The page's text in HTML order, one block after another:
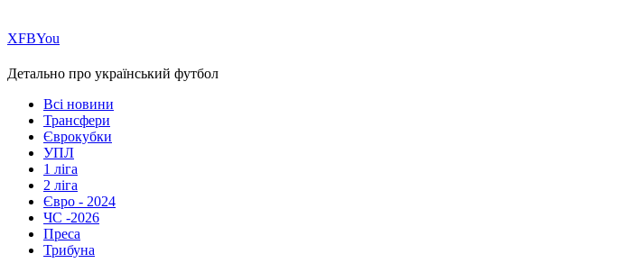
ХFBYou
Детально про український футбол
Всі новини
Трансфери
Єврокубки
УПЛ
1 ліга
2 ліга
Євро - 2024
ЧС -2026
Преса
Трибуна